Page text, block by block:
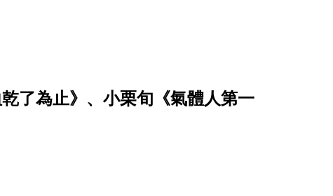
了為止》、小栗旬《氣體人第一